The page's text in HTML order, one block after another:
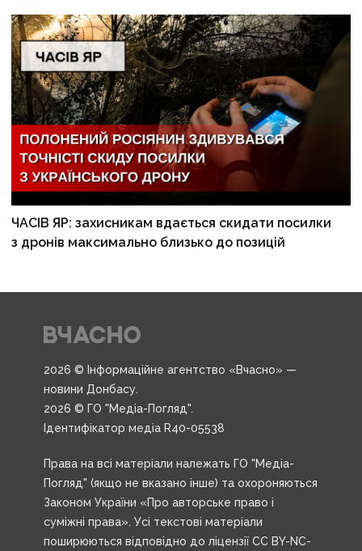
ЧАСІВ ЯР: захисникам вдається скидати посилки
з дронів максимально близько до позицій
2026 © Інформаційне агентство «Вчасно» —
новини Донбасу.
2026 © ГО "Медіа-Погляд".
Ідентифікатор медіа R40-05538
Права на всі матеріали належать ГО "Медіа-
Погляд" (якщо не вказано інше) та охороняються
Законом України «Про авторське право і
суміжні права». Усі текстові матеріали
поширюються відповідно до ліцензії CC BY-NC-